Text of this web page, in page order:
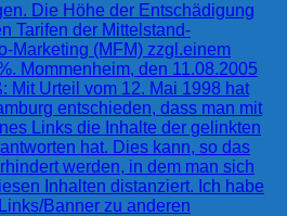
Die Höhe der Entschädigung
Tarifen der Mittelstand-
Marketing (MFM) zzgl.einem
Mommenheim, den 11.08.2005
Mit Urteil vom 12. Mai 1998 hat
entschieden, dass man mit
Links die Inhalte der gelinkten
hat. Dies kann, so das
werden, in dem man sich
Inhalten distanziert. Ich habe
Banner zu anderen